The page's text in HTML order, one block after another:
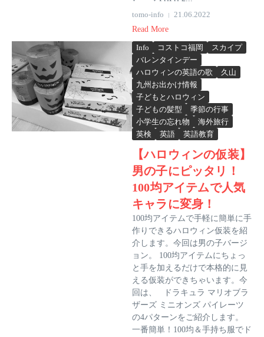
tomo-info
21.06.2022
Read More
Info コストコ福岡
スカイプ
バレンタインデー
ハロウィンの英語の歌
久山
九州お出かけ情報
子どもとハロウィン
子どもの髪型
季節の行事
小学生の忘れ物
海外旅行
英検
英語 英語教育
【ハロウィンの仮装】
男の子にピッタリ！
100均アイテムで人気
キャラに変身！
100均アイテムで手軽に簡単に手
作りできるハロウィン仮装を紹
介します。今回は男の子バージ
ョン。 100均アイテムにちょっ
と手を加えるだけで本格的に見
える仮装ができちゃいます。今
回は、 ドラキュラ マリオブラ
ザーズ ミニオンズ パイレーツ
の4パターンをご紹介します。
一番簡単！100均＆手持ち服でド